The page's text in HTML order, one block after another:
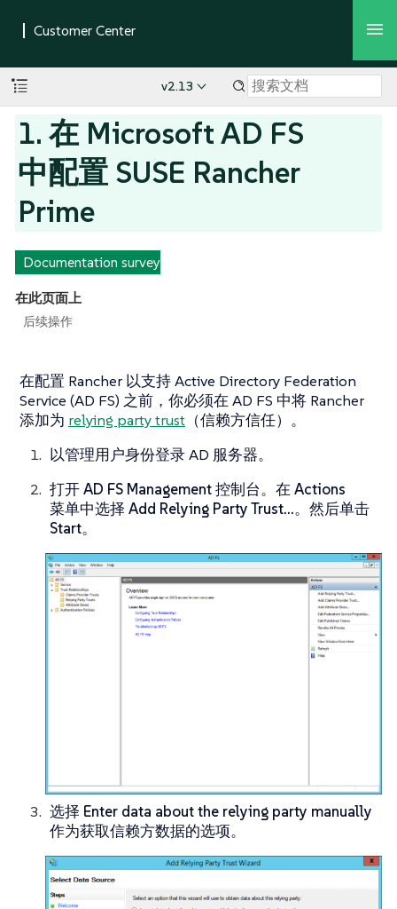
v2.13
1. 在 Microsoft AD FS
中配置 SUSE Rancher
Prime
Documentation survey
在此页面上
后续操作
在配置 Rancher 以支持 Active Directory Federation
Service (AD FS) 之前，你必须在 AD FS 中将 Rancher
添加为 relying party trust （信赖方信任）。
以管理用户身份登录 AD 服务器。
打开AD FS Management控制台。在 Actions
菜单中选择 Add Relying Party Trust…​。然后单击
Start。
选择 Enter data about the relying party manually
作为获取信赖方数据的选项。